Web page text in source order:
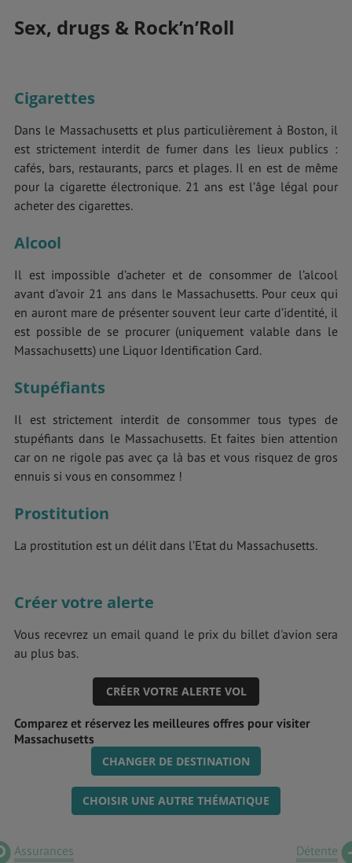
Sex, drugs & Rock’n’Roll
Cigarettes
Dans le Massachusetts et plus particulièrement à Boston, il
est strictement interdit de fumer dans les lieux publics :
cafés, bars, restaurants, parcs et plages. Il en est de même
pour la cigarette électronique. 21 ans est l’âge légal pour
acheter des cigarettes.
Alcool
Il est impossible d’acheter et de consommer de l’alcool
avant d’avoir 21 ans dans le Massachusetts. Pour ceux qui
en auront mare de présenter souvent leur carte d’identité, il
est possible de se procurer (uniquement valable dans le
Massachusetts) une Liquor Identification Card.
Stupéfiants
Il est strictement interdit de consommer tous types de
stupéfiants dans le Massachusetts. Et faites bien attention
car on ne rigole pas avec ça là bas et vous risquez de gros
ennuis si vous en consommez !
Prostitution
La prostitution est un délit dans l’Etat du Massachusetts.
Créer votre alerte
Vous recevrez un email quand le prix du billet d'avion sera
au plus bas.
CRÉER VOTRE ALERTE VOL
Comparez et réservez les meilleures offres pour visiter
Massachusetts
CHANGER DE DESTINATION
CHOISIR UNE AUTRE THÉMATIQUE
Assurances Détente